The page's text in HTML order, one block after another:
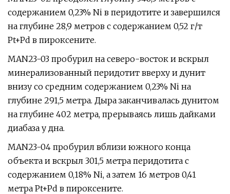
содержанием 0,23% Ni в перидотите и завершился
на глубине 28,9 метров с содержанием 0,52 г/т
Pt+Pd в пироксените.
MAN23-03 пробурил на северо-восток и вскрыл
минерализованный перидотит вверху и дунит
внизу со средним содержанием 0,23% Ni на
глубине 291,5 метра. Дыра заканчивалась дунитом
на глубине 402 метра, прерываясь лишь дайками
диабаза у дна.
MAN23-04 пробурил вблизи южного конца
объекта и вскрыл 301,5 метра перидотита с
содержанием 0,18% Ni, а затем 16 метров 0,41
метра Pt+Pd в пироксените.